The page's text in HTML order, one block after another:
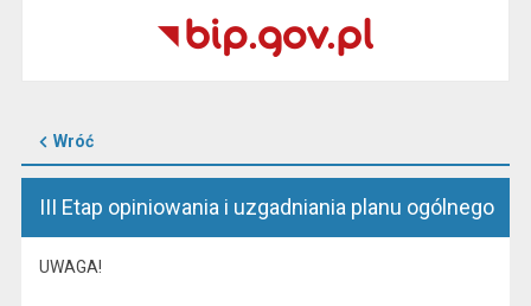
Wróć
III Etap opiniowania i uzgadniania planu ogólnego
UWAGA!